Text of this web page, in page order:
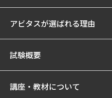
アビタスが選ばれる理由
試験概要
講座・教材について